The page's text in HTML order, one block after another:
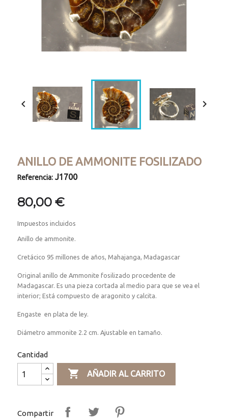
 
ANILLO DE AMMONITE FOSILIZADO
Referencia: J1700
80,00 €
Impuestos incluidos
Anillo de ammonite.
Cretácico 95 millones de años, Mahajanga, Madagascar
Original anillo de Ammonite fosilizado procedente de
Madagascar. Es una pieza cortada al medio para que se vea el
interior; Está compuesto de aragonito y calcita.
Engaste en plata de ley.
Diámetro ammonite 2.2 cm. Ajustable en tamaño.
Cantidad
 AÑADIR AL CARRITO
Compartir